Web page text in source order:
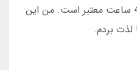
دریافت می کنید. این کد تا 48 ساعت معتبر است. من این
لذت بردم.